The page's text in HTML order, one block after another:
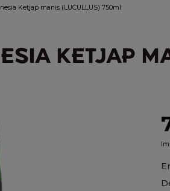
Ketjap manis (LUCULLUS) 750ml
KETJAP